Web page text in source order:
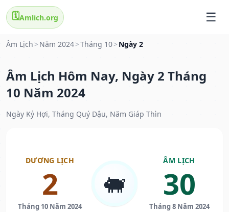
🗓️Amlich.org
Âm Lịch > Năm 2024>Tháng 10> Ngày 2
Âm Lịch Hôm Nay, Ngày 2 Tháng
10 Năm 2024
Ngày Kỷ Hợi, Tháng Quý Dậu, Năm Giáp Thìn
DƯƠNG LỊCH
2
Tháng 10 Năm 2024
🐖
ÂM LỊCH
30
Tháng 8 Năm 2024